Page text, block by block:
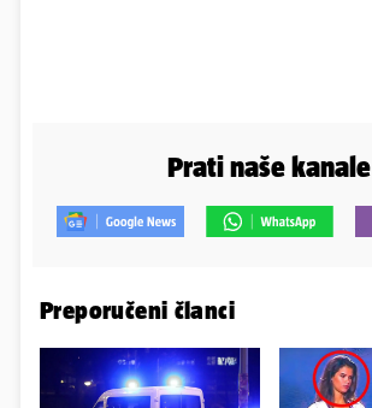
Prati naše kanale
Preporučeni članci